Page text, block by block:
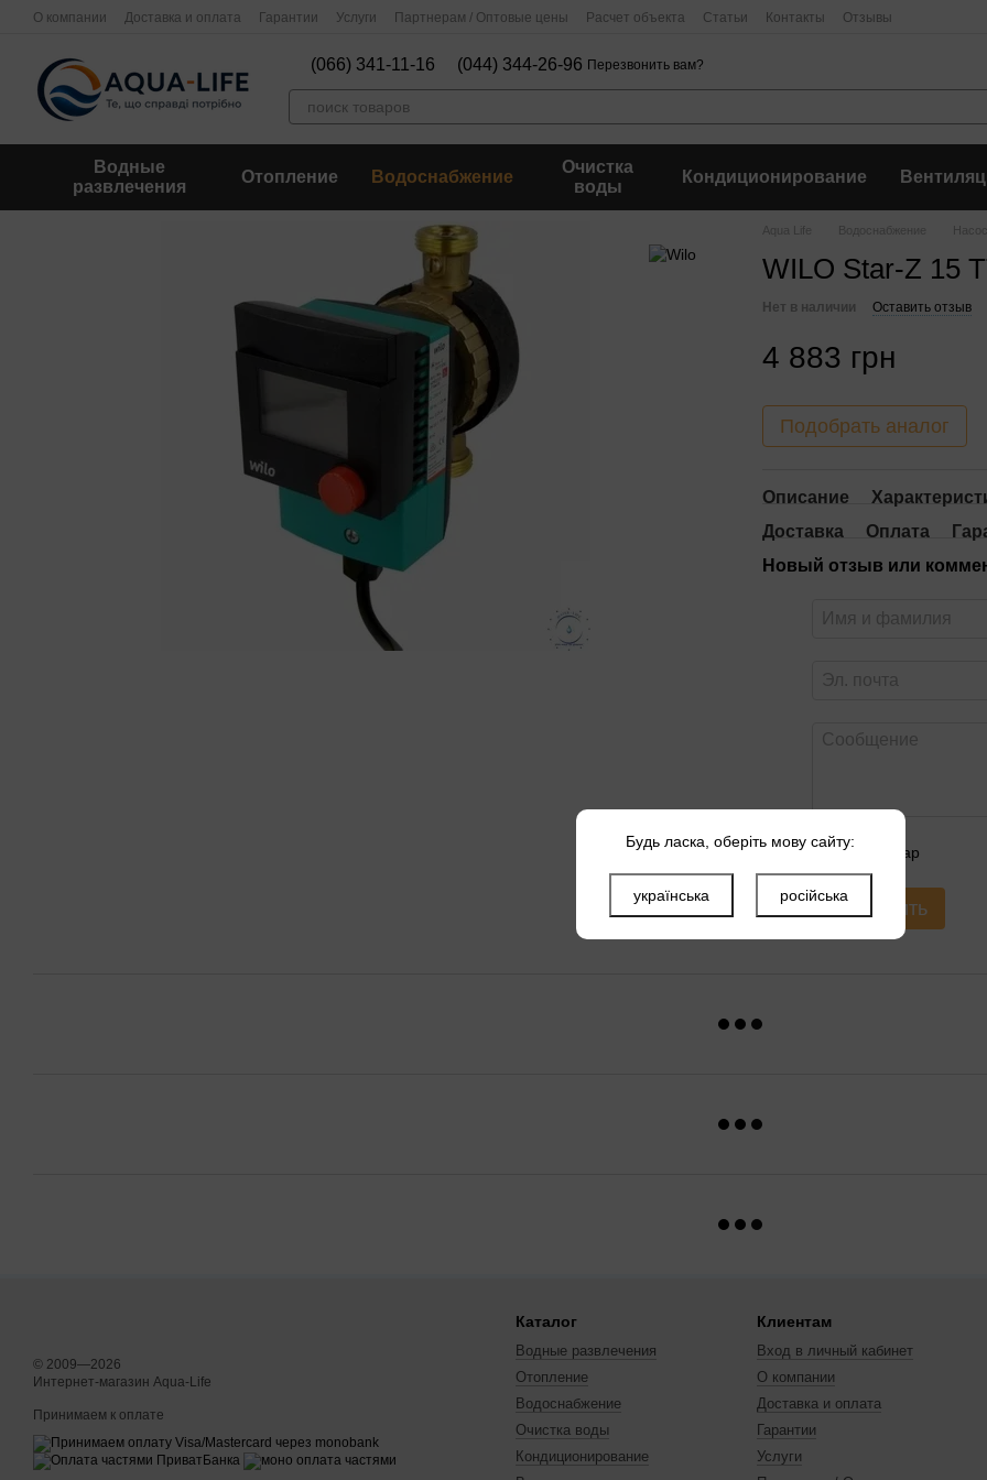
Перейти к основному контенту
О компании Доставка и оплата Гарантии Услуги Партнерам / Оптовые цены Расчет объекта Статьи Контакты Отзывы
(066) 341-11-16 (044) 344-26-96 Перезвонить вам?
Водные
развлечения
Отопление Водоснабжение
Очистка
воды
Кондиционирование
Aqua Life Водоснабжение
WILO Star-Z 15
Нет в наличии Оставить отзыв
4 883 грн
Подобрать аналог
Описание
Доставка
Оплата
Новый отзыв или
Оцените товар
Отправить
© 2009—2026
Интернет-магазин Aqua-Life
Принимаем к оплате
Каталог
Водные развлечения
Отопление
Водоснабжение
Очистка воды
Кондиционирование
Клиентам
Вход в личный кабинет
О компании
Доставка и оплата
Гарантии
Услуги
Будь ласка, оберіть мову сайту:
українська російська